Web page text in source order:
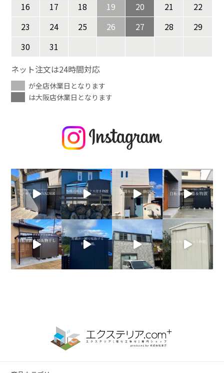
16
17 18 19 20 21
22
23
24 25 26 27 28
29
30
31
ネット注文は24時間対応
が全店休業日となります
は大阪店休業日となります